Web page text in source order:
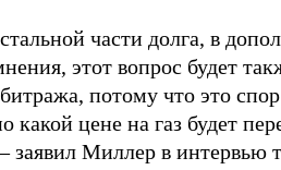
части долга, в
этот вопрос будет
потому что это
какой цене на газ будет
заявил Миллер в интервью